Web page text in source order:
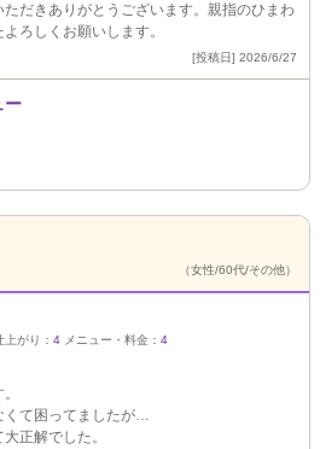
だきありがとうございます。親指のひまわ
ろしくお願いします。
[投稿日] 2026/6/27
ー
（女性/60代/その他）
がり： 4 メニュー・料金： 4
くて困ってましたが…
正解でした。